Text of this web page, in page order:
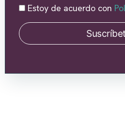
Estoy de acuerdo con